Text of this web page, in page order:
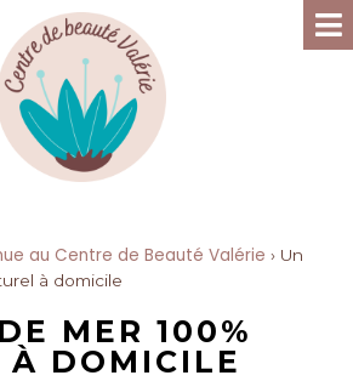
au Centre de Beauté Valérie › Un
à domicile
MER 100%
À DOMICILE